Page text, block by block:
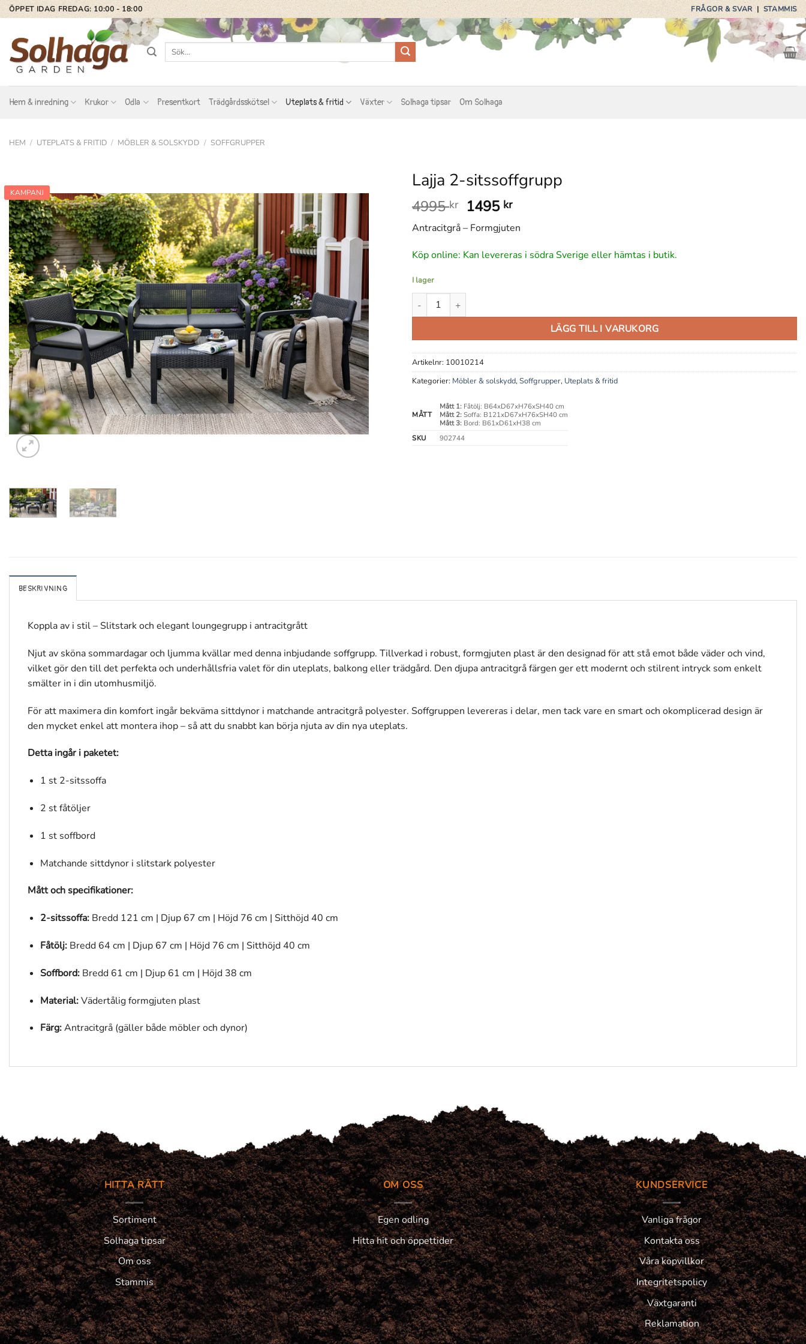
Skip
to
content
ÖPPET IDAG FREDAG: 10:00 - 18:00 FRÅGOR & SVAR|STAMMIS
Sök
Hem & inredning Krukor Odla Presentkort Trädgårdsskötsel Uteplats & fritid Växter Solhaga tipsar Om Solhaga
HEM / UTEPLATS & FRITID / MÖBLER & SOLSKYDD / SOFFGRUPPER
KAMPANJ
Lajja 2-sitssoffgrupp
4995kr Det
ursprungliga
priset
var:
4995 kr.
1495 krDet
priset
är:
1495 kr.
Antracitgrå – Formgjuten
Köp online: Kan levereras i södra Sverige eller hämtas i butik.
I lager
Lajja 2-sitssoffgrupp mängd
LÄGG TILL I VARUKORG
Artikelnr: 10010214
Kategorier: Möbler & solskydd,Soffgrupper, Uteplats & fritid
MÅTT
Mått 1:Fåtölj: B64xD67xH76xSH40 cm
Mått 2:Soffa: B121xD67xH76xSH40 cm
Mått 3:Bord: B61xD61xH38 cm
SKU
902744
BESKRIVNING
Koppla av i stil – Slitstark och elegant loungegrupp i antracitgrått
Njut av sköna sommardagar och ljumma kvällar med denna inbjudande soffgrupp. Tillverkad i robust, formgjuten plast är den designad för att stå emot både väder och vind,
vilket gör den till det perfekta och underhållsfria valet för din uteplats, balkong eller trädgård. Den djupa antracitgrå färgen ger ett modernt och stilrent intryck som enkelt
smälter in i din utomhusmiljö.
För att maximera din komfort ingår bekväma sittdynor i matchande antracitgrå polyester. Soffgruppen levereras i delar, men tack vare en smart och okomplicerad design är
den mycket enkel att montera ihop – så att du snabbt kan börja njuta av din nya uteplats.
Detta ingår i paketet:
1 st 2-sitssoffa
2 st fåtöljer
1 st soffbord
Matchande sittdynor i slitstark polyester
Mått och specifikationer:
2-sitssoffa:Bredd 121 cm | Djup 67 cm | Höjd 76 cm | Sitthöjd 40 cm
Fåtölj:Bredd 64 cm | Djup 67 cm | Höjd 76 cm | Sitthöjd 40 cm
Soffbord:Bredd 61 cm | Djup 61 cm | Höjd 38 cm
Material:Vädertålig formgjuten plast
Färg:Antracitgrå (gäller både möbler och dynor)
HITTA RÄTT
Sortiment
Solhaga tipsar
Om oss
Stammis
OM OSS
Egen odling
Hitta hit och öppettider
KUNDSERVICE
Vanliga frågor
Kontakta oss
Våra köpvillkor
Integritetspolicy
Växtgaranti
Reklamation